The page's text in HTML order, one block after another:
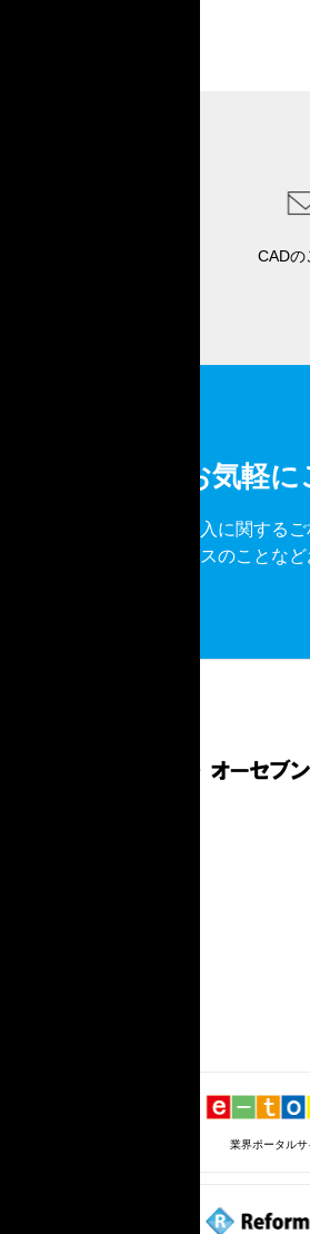
CADの
お気軽
導入に関する
ビスのことな
業界ポータルサ